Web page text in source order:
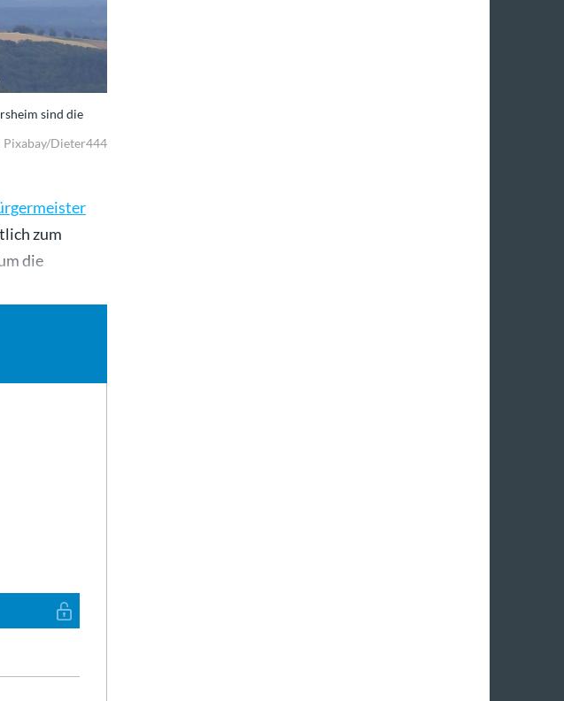
sind die
Pixabay/Dieter444
zum
die